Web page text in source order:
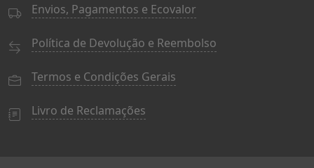
Envios, Pagamentos e Ecovalor
Política de Devolução e Reembolso
Termos e Condições Gerais
Livro de Reclamações